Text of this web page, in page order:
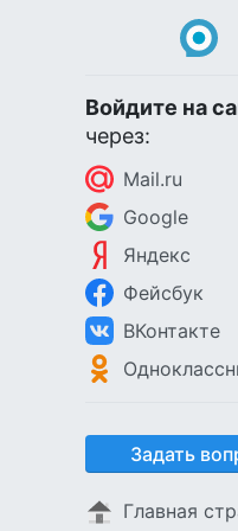
Войдите на
через:
Mail.ru
Google
Яндекс
Фейсбук
ВКонтакте
Задать
Главная